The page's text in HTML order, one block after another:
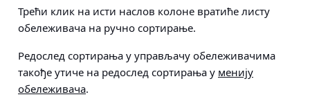
Трећи клик на исти наслов колоне вратиће листу
обележивача на ручно сортирање.
Редослед сортирања у управљачу обележивачима
такође утиче на редослед сортирања у менију
обележивача.